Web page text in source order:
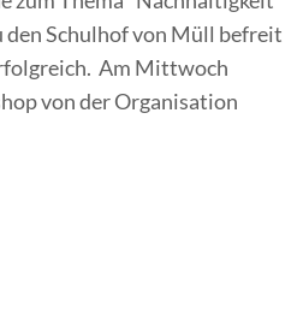
den Schulhof von Müll befreit
Am Mittwoch
von der Organisation